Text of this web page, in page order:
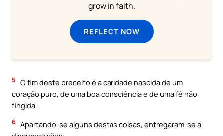
grow in faith.
REFLECT NOW
5 O fim deste preceito é a caridade nascida de um
coração puro, de uma boa consciência e de uma fé não
fingida.
6 Apartando-se alguns destas coisas, entregaram-se a